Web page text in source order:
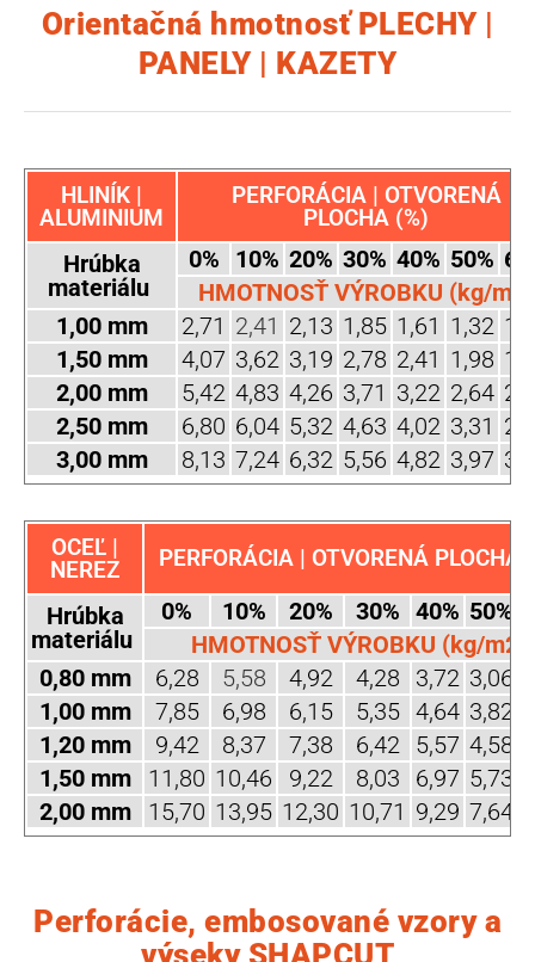
Orientačná hmotnosť PLECHY |
PANELY | KAZETY
HLINÍK |
ALUMINIUM
PERFORÁCIA | OTVORENÁ
PLOCHA (%)
Hrúbka
materiálu
0% 10% 20% 30% 40% 50%
HMOTNOSŤ VÝROBKU (kg/m2)
1,00 mm
2,71 2,41 2,13 1,85 1,61 1,32
1,50 mm
4,07 3,62 3,19 2,78 2,41 1,98
2,00 mm
5,42 4,83 4,26 3,71 3,22 2,64
2,50 mm
6,80 6,04 5,32 4,63 4,02 3,31
3,00 mm
8,13 7,24 6,32 5,56 4,82 3,97
OCEĽ |
NEREZ
PERFORÁCIA | OTVORENÁ PLOCHA
Hrúbka
materiálu
0% 10% 20% 30% 40% 50%
HMOTNOSŤ VÝROBKU (kg/m2)
0,80 mm
6,28 5,58 4,92 4,28 3,72 3,06
1,00 mm
7,85 6,98 6,15 5,35 4,64 3,82
1,20 mm
9,42 8,37 7,38 6,42 5,57 4,58
1,50 mm
11,80 10,46 9,22 8,03 6,97 5,73
2,00 mm
15,70 13,95 12,30 10,71 9,29 7,64
Perforácie, embosované vzory a